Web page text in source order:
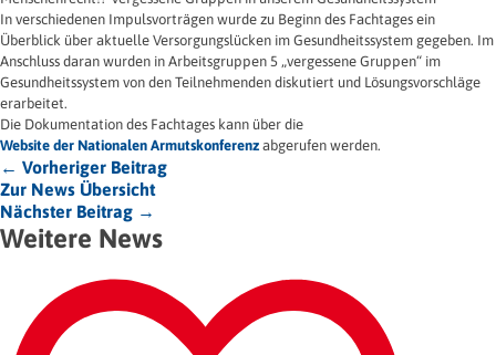
Infodienst
Wegweiser
Jugendbroschüre
Impulse
Presse & Stellungnahmen
Newsletter
Unsere Themen
Angehörige
Ersatzfreiheitsstrafe
Freie Straffälligenhilfe
Gesundheit
Migration
Frauen
Wohnen
In verschiedenen Impulsvorträgen wurde zu Beginn des Fachtages ein
Überblick über aktuelle Versorgungslücken im Gesundheitssystem gegeben. Im
Anschluss daran wurden in Arbeitsgruppen 5 „vergessene Gruppen“ im
Gesundheitssystem von den Teilnehmenden diskutiert und Lösungsvorschläge
erarbeitet.
Die Dokumentation des Fachtages kann über die
Website der Nationalen Armutskonferenz abgerufen werden.
← Vorheriger Beitrag
Zur News Übersicht
Nächster Beitrag →
Weitere News